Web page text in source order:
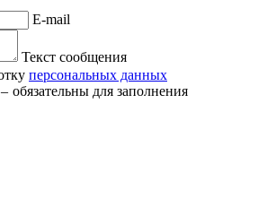
E-mail
Текст сообщения
персональных данных
обязательны для заполнения